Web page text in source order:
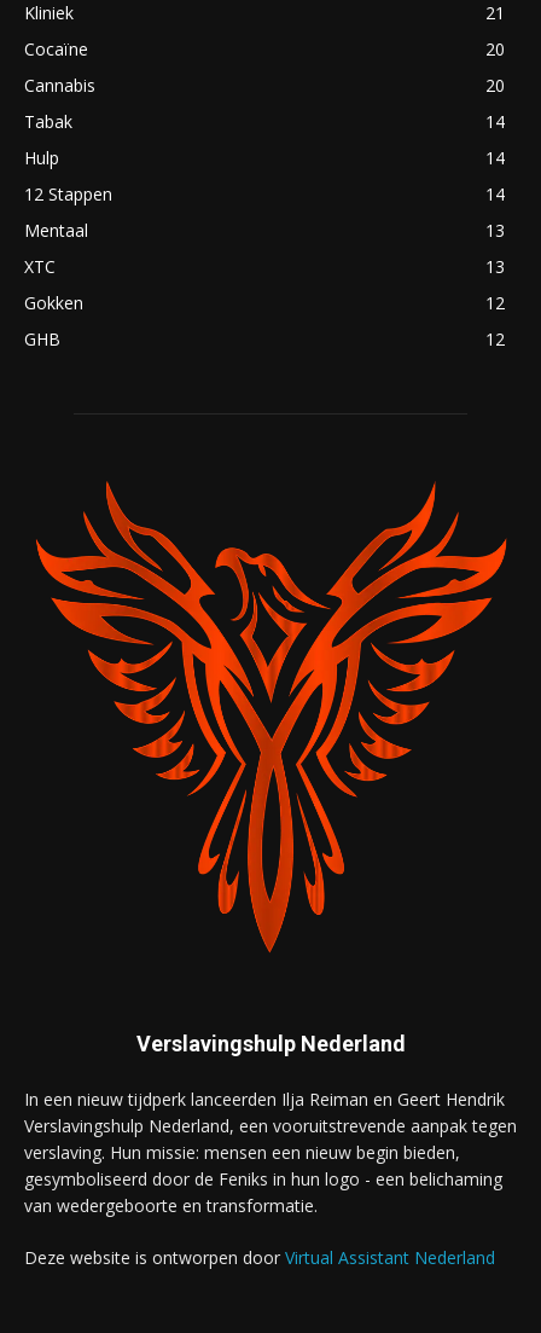
Kliniek
21
Cocaïne
20
Cannabis
20
Tabak
14
Hulp
14
12 Stappen
14
Mentaal
13
XTC
13
Gokken
12
GHB
12
Verslavingshulp Nederland
In een nieuw tijdperk lanceerden Ilja Reiman en Geert Hendrik
Verslavingshulp Nederland, een vooruitstrevende aanpak tegen
verslaving. Hun missie: mensen een nieuw begin bieden,
gesymboliseerd door de Feniks in hun logo - een belichaming
van wedergeboorte en transformatie.
Deze website is ontworpen door Virtual Assistant Nederland